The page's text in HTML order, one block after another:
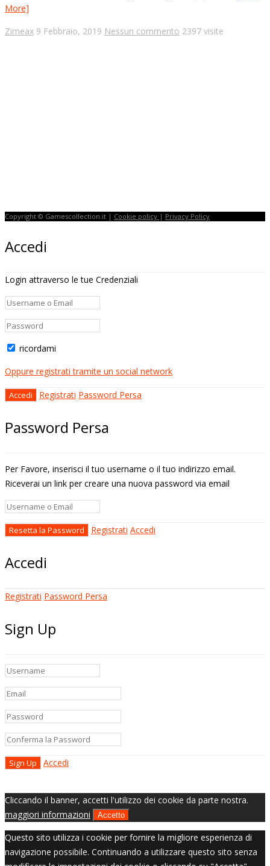
More]
Zimeax 9 Febbraio, 2019 Nessun commento 2397 visite
Copyright © Gamescollection.it | Cookie policy | Privacy Policy
Accedi
Login attraverso le tue Credenziali
ricordami
Oppure registrati tramite un social network
Registrati Password Persa
Password Persa
Per Favore, inserisci il tuo username o il tuo indirizzo email.
Riceverai un link per creare una nuova password via email
Registrati Accedi
Accedi
Registrati Password Persa
Sign Up
Accedi
Cliccando il banner, accetti l'utilizzo dei cookie da parte nostra.
maggiori informazioni
Accetto
Questo sito utilizza i cookie per fornire la migliore esperienza di
navigazione possibile. Continuando a utilizzare questo sito senza